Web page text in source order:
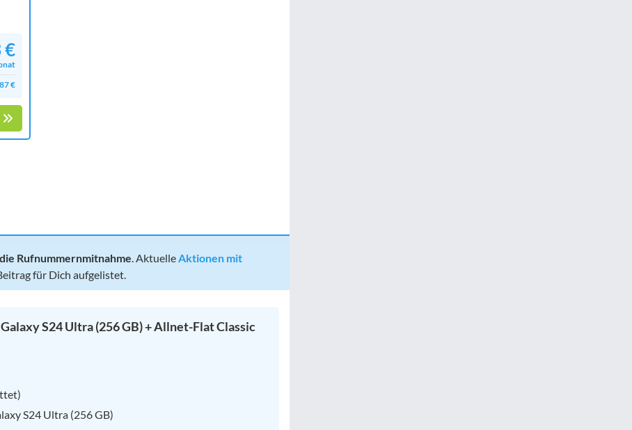
€
€
Rufnummernmitnahme. AktuelleAktionen mit
für Dich aufgelistet.
S24 Ultra (256 GB) + Allnet-Flat Classic
S24 Ultra (256 GB)